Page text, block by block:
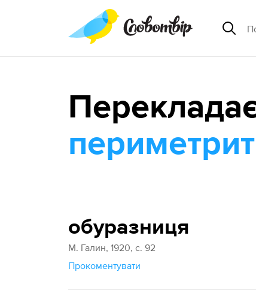
периметрит
обуразниця
М. Галин, 1920, с. 92
Прокоментувати